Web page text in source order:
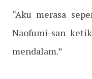
“Aku merasa
Naofumi-san
mendalam.”